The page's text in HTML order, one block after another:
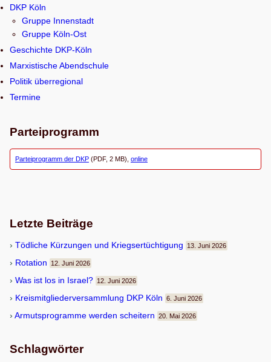
c
h
e
n
DKP Köln
Gruppe Innenstadt
Gruppe Köln-Ost
Geschichte DKP-Köln
Marxistische Abendschule
Politik überregional
Termine
Parteiprogramm
Parteiprogramm der DKP (PDF, 2 MB), online
Letzte Beiträge
Töd­li­che Kür­zun­gen und Kriegsertüchtigung 13. Juni 2026
Rota­tion 12. Juni 2026
Was ist los in Israel? 12. Juni 2026
Kreis­mit­glie­der­ver­samm­lung DKP Köln 6. Juni 2026
Armuts­pro­gramme wer­den scheitern 20. Mai 2026
Schlagwörter